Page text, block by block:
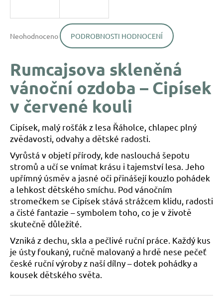
hodnocení
0,0
z
5
hvězdiček.
Neohodnoceno PODROBNOSTI HODNOCENÍ
Rumcajsova skleněná
vánoční ozdoba – Cipísek
v červené kouli
Cipísek, malý rošťák z lesa Řáholce, chlapec plný
zvědavosti, odvahy a dětské radosti.
Vyrůstá v objetí přírody, kde naslouchá šepotu
stromů a učí se vnímat krásu i tajemství lesa. Jeho
upřímný úsměv a jasné oči přinášejí kouzlo pohádek
a lehkost dětského smíchu. Pod vánočním
stromečkem se Cipísek stává strážcem klidu, radosti
a čisté fantazie – symbolem toho, co je v životě
skutečně důležité.
Vzniká z dechu, skla a pečlivé ruční práce. Každý kus
je ústy foukaný, ručně malovaný a hrdě nese pečeť
české ruční výroby z naší dílny –dotek pohádky a
kousek dětského světa
í
?
D
o
p
o
r
u
č
j
e
m
e